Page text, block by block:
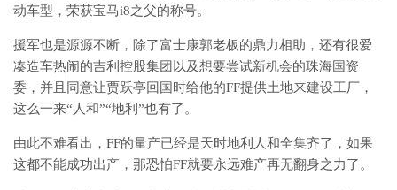
动车型，荣获宝马i8之父的称号。
援军也是源源不断，除了富士康郭老板的鼎力相助，还有很爱
凑造车热闹的吉利控股集团以及想要尝试新机会的珠海国资
委，并且同意让贾跃亭回国时给他的FF提供土地来建设工厂，
这么一来“人和”“地利”也有了。
由此不难看出，FF的量产已经是天时地利人和全集齐了，如果
这都不能成功出产，那恐怕FF就要永远难产再无翻身之力了。